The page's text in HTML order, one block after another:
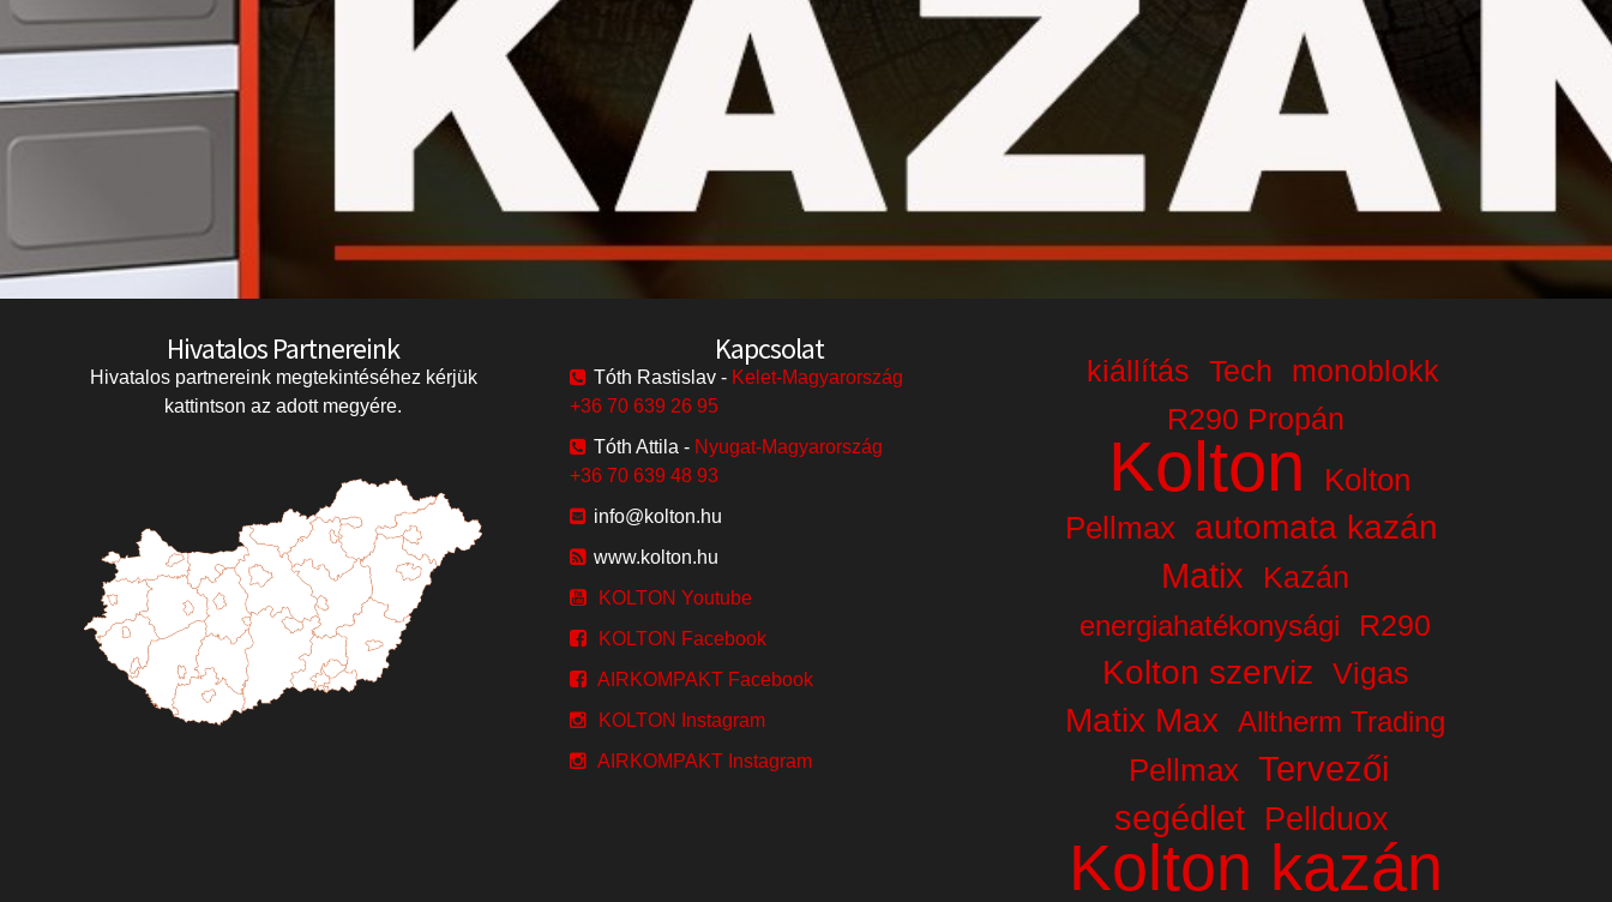
Hivatalos Partnereink
Hivatalos partnereink megtekintéséhez kérjük
kattintson az adott megyére.
Kapcsolat
Tóth Rastislav - Kelet-Magyarország
+36 70 639 26 95
Tóth Attila - Nyugat-Magyarország
+36 70 639 48 93
info@kolton.hu
www.kolton.hu
KOLTON Youtube
KOLTON Facebook
AIRKOMPAKT Facebook
KOLTON Instagram
AIRKOMPAKT Instagram
kiállítás Tech
monoblokk
R290 Propán
Kolton
Kolton
Pellmax automata kazán
Matix Kazán
energiahatékonysági R290
Kolton szerviz Vigas
Matix Max Alltherm Trading
Pellmax Tervezői
segédlet Pellduox
Kolton kazán